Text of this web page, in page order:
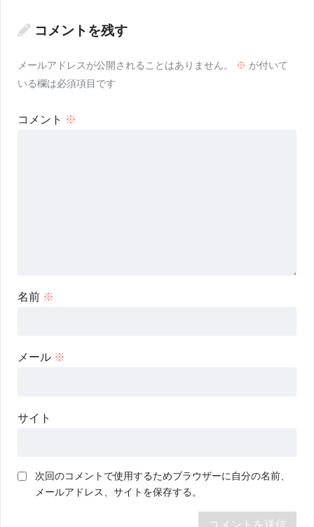
コメントを残す
メールアドレスが公開されることはありません。 ※ が付いて
いる欄は必須項目です
コメント ※
名前 ※
メール ※
サイト
次回のコメントで使用するためブラウザーに自分の名前、
メールアドレス、サイトを保存する。